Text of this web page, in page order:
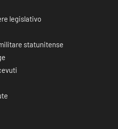
legislativo
statunitense